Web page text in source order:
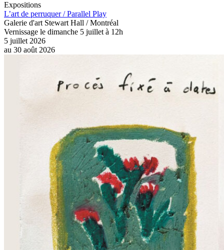
Expositions
L’art de perruquer / Parallel Play
Galerie d'art Stewart Hall / Montréal
Vernissage le dimanche 5 juillet à 12h
5 juillet 2026
au 30 août 2026